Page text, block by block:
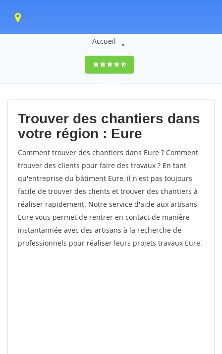
Accueil
9,5(100%)0
votes
Trouver des chantiers dans
votre région : Eure
Comment trouver des chantiers dans Eure ? Comment
trouver des clients pour faire des travaux ? En tant
qu'entreprise du bâtiment Eure, il n'est pas toujours
facile de trouver des clients et trouver des chantiers à
réaliser rapidement. Notre service d'aide aux artisans
Eure vous permet de rentrer en contact de manière
instantannée avec des artisans à la recherche de
professionnels pour réaliser leurs projets travaux Eure.